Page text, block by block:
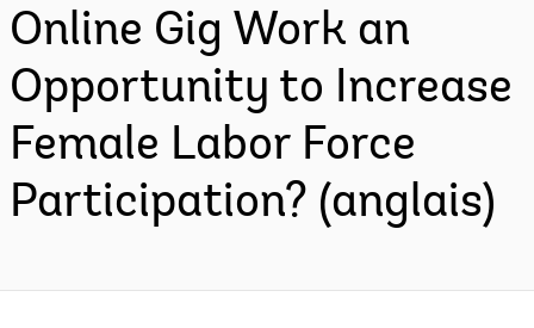
Online Gig Work an
Opportunity to Increase
Female Labor Force
Participation? (anglais)